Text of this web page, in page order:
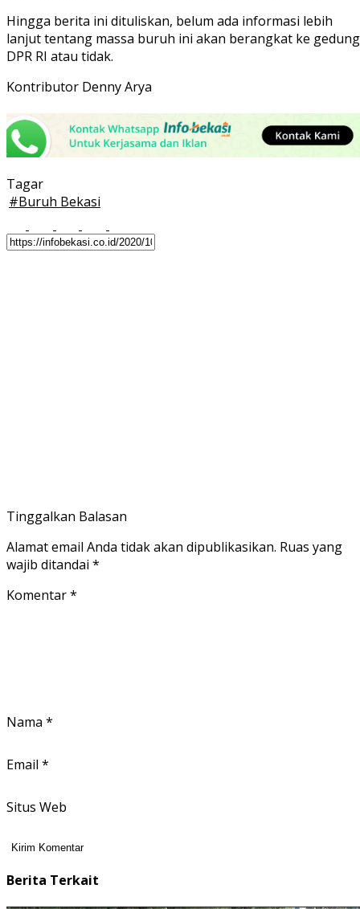
Hingga berita ini dituliskan, belum ada informasi lebih
lanjut tentang massa buruh ini akan berangkat ke gedung
DPR RI atau tidak.
Kontributor Denny Arya
Tagar
#Buruh Bekasi
Tinggalkan Balasan
Alamat email Anda tidak akan dipublikasikan. Ruas yang
wajib ditandai *
Komentar*
Nama *
Email *
Situs Web
Berita Terkait